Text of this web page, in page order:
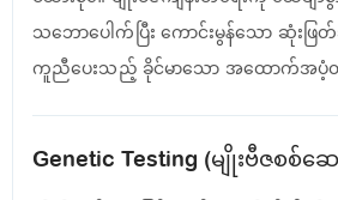
သဘောပေါက်ပြီး ကောင်းမွန်သော ဆုံးဖြတ်
ကူညီပေးသည့် ခိုင်မာသော အထောက်အပံ့
Genetic Testing (မျိုးဗီဇစစ်ဆေ